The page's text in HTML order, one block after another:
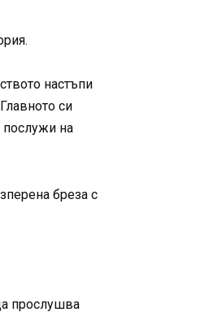
настъпи
си
послужи на
бреза с
прослушва